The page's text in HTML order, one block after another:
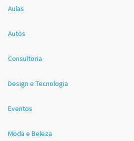
Aulas
Autos
Consultoria
Design e Tecnologia
Eventos
Moda e Beleza